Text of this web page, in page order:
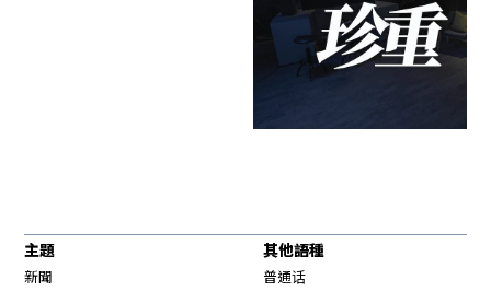
主題
新聞
其他語種
普通话